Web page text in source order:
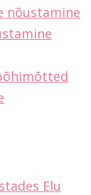
nõustamine
Elu